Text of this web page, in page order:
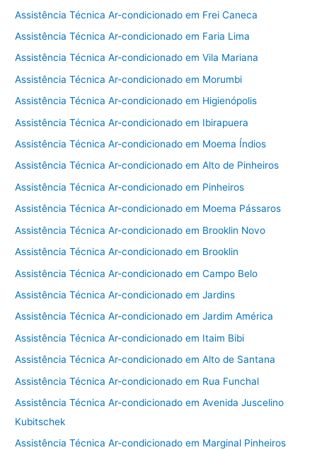
Assistência Técnica Ar-condicionado em Frei Caneca
Assistência Técnica Ar-condicionado em Faria Lima
Assistência Técnica Ar-condicionado em Vila Mariana
Assistência Técnica Ar-condicionado em Morumbi
Assistência Técnica Ar-condicionado em Higienópolis
Assistência Técnica Ar-condicionado em Ibirapuera
Assistência Técnica Ar-condicionado em Moema Índios
Assistência Técnica Ar-condicionado em Alto de Pinheiros
Assistência Técnica Ar-condicionado em Pinheiros
Assistência Técnica Ar-condicionado em Moema Pássaros
Assistência Técnica Ar-condicionado em Brooklin Novo
Assistência Técnica Ar-condicionado em Brooklin
Assistência Técnica Ar-condicionado em Campo Belo
Assistência Técnica Ar-condicionado em Jardins
Assistência Técnica Ar-condicionado em Jardim América
Assistência Técnica Ar-condicionado em Itaim Bibi
Assistência Técnica Ar-condicionado em Alto de Santana
Assistência Técnica Ar-condicionado em Rua Funchal
Assistência Técnica Ar-condicionado em Avenida Juscelino
Kubitschek
Assistência Técnica Ar-condicionado em Marginal Pinheiros